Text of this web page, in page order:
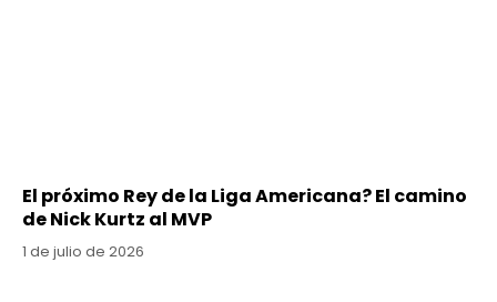
El próximo Rey de la Liga Americana? El camino
de Nick Kurtz al MVP
1 de julio de 2026